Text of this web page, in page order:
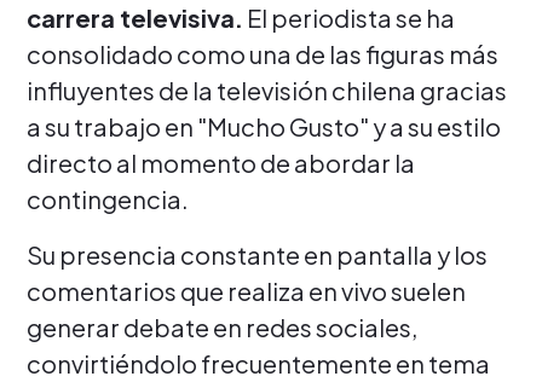
carrera televisiva. El periodista se ha
consolidado como una de las figuras más
influyentes de la televisión chilena gracias
a su trabajo en "Mucho Gusto" y a su estilo
directo al momento de abordar la
contingencia.
Su presencia constante en pantalla y los
comentarios que realiza en vivo suelen
generar debate en redes sociales,
convirtiéndolo frecuentemente en tema